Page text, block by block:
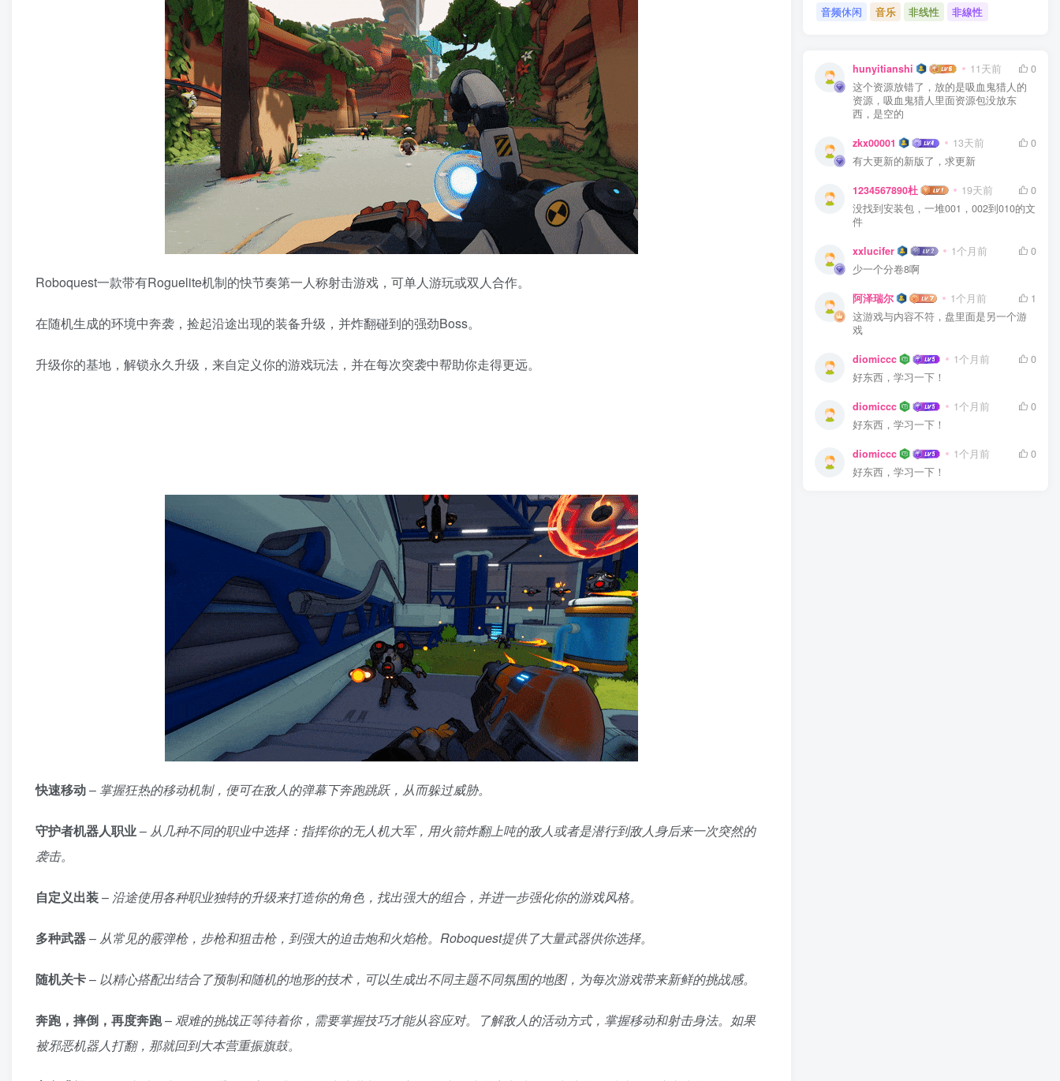
Roboquest一款带有Roguelite机制的快节奏第一人称射击游戏，可单人游玩或双人合作。
在随机生成的环境中奔袭，捡起沿途出现的装备升级，并炸翻碰到的强劲Boss。
升级你的基地，解锁永久升级，来自定义你的游戏玩法，并在每次突袭中帮助你走得更远。
快速移动–掌握狂热的移动机制，便可在敌人的弹幕下奔跑跳跃，从而躲过威胁。
守护者机器人职业– 从几种不同的职业中选择：指挥你的无人机大军，用火箭炸翻上吨的敌人或者是潜行到敌人身后来一次突然的
袭击。
自定义出装– 沿途使用各种职业独特的升级来打造你的角色，找出强大的组合，并进一步强化你的游戏风格。
多种武器– 从常见的霰弹枪，步枪和狙击枪，到强大的迫击炮和火焰枪。Roboquest提供了大量武器供你选择。
随机关卡– 以精心搭配出结合了预制和随机的地形的技术，可以生成出不同主题不同氛围的地图，为每次游戏带来新鲜的挑战感。
奔跑，摔倒，再度奔跑–艰难的挑战正等待着你，需要掌握技巧才能从容应对。了解敌人的活动方式，掌握移动和射击身法。如果
被邪恶机器人打翻，那就回到大本营重振旗鼓。
音频休闲
音乐 非线性 非線性
hunyitianshi 11天前
0
这个资源放错了，放的是吸血鬼猎人的
资源，吸血鬼猎人里面资源包没放东
西，是空的
zkx00001 13天前
0
有大更新的新版了，求更新
1234567890杜 19天前
0
没找到安装包，一堆001，002到010的文
件
xxlucifer 1个月前
0
少一个分卷8啊
阿泽瑞尔 1个月前
1
这游戏与内容不符，盘里面是另一个游
戏
diomiccc 1个月前
0
好东西，学习一下！
diomiccc 1个月前
0
好东西，学习一下！
diomiccc 1个月前
0
好东西，学习一下！